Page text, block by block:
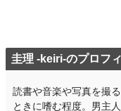
圭理 -keiri-のプロフ
読書や音楽や写真を撮
ときに嗜む程度。男主